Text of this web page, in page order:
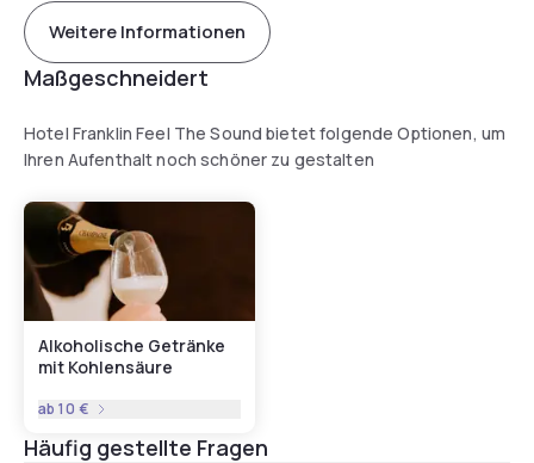
Weitere Informationen
Maßgeschneidert
Hotel Franklin Feel The Sound bietet folgende Optionen, um
Ihren Aufenthalt noch schöner zu gestalten
Alkoholische Getränke
mit Kohlensäure
ab10 €
Häufig gestellte Fragen